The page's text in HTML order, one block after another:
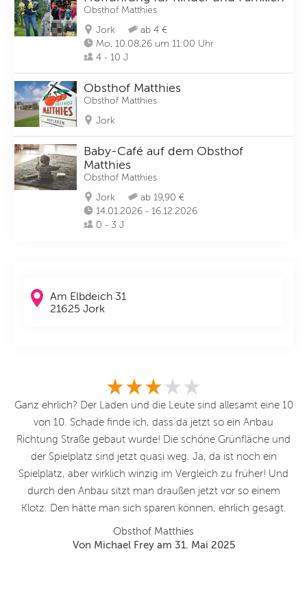
Obsthof Matthies
Jork
ab 4 €
Mo, 10.08.26 um 11:00 Uhr
4 - 10 J
Obsthof Matthies
Obsthof Matthies
Jork
Baby-Café auf dem Obsthof
Matthies
Obsthof Matthies
Jork
ab 19,90 €
14.01.2026 - 16.12.2026
0 - 3 J
Am Elbdeich 31
21625 Jork
Ganz ehrlich? Der Laden und die Leute sind allesamt eine 10
von 10. Schade finde ich, dass da jetzt so ein Anbau
Richtung Straße gebaut wurde! Die schöne Grünfläche und
der Spielplatz sind jetzt quasi weg. Ja, da ist noch ein
Spielplatz, aber wirklich winzig im Vergleich zu früher! Und
durch den Anbau sitzt man draußen jetzt vor so einem
Klotz. Den hätte man sich sparen können, ehrlich gesagt.
Obsthof Matthies
Von Michael Frey am 31. Mai 2025